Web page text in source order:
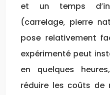
et un temps
(carrelage, pierre
pose relativement
expérimenté peut
en quelques
réduire les coûts de